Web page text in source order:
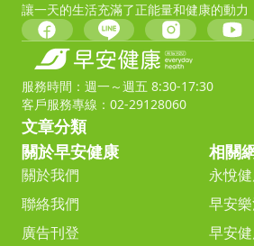
讓一天的生活充滿了正能量和健康的動力
服務時間：週一～週五 8:30-17:30
客戶服務專線：02-29128060
文章分類
關於早安健康
關於我們
聯絡我們
廣告刊登
相關
永悅
早安
早安